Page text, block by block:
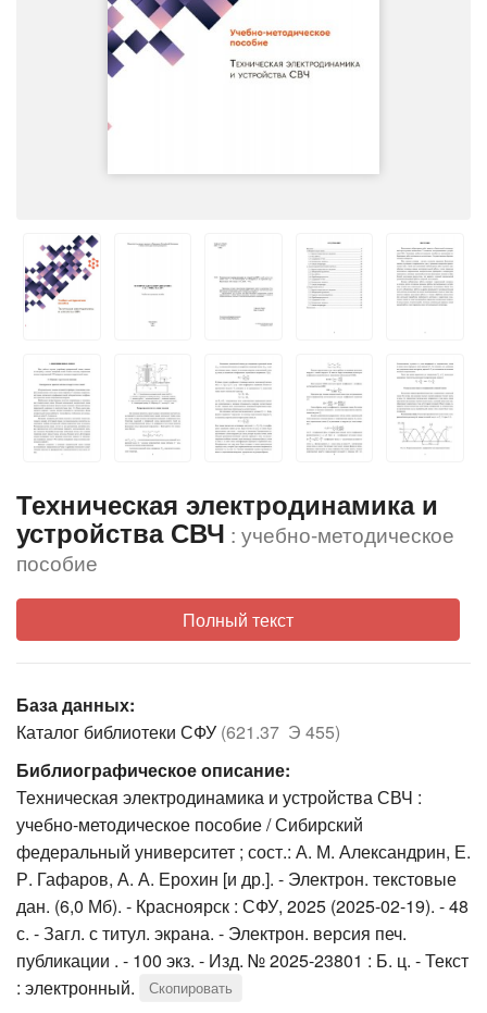
Техническая электродинамика и
устройства СВЧ : учебно-методическое
пособие
Полный текст
База данных:
Каталог библиотеки СФУ (621.37 Э 455)
Библиографическое описание:
Техническая электродинамика и устройства СВЧ :
учебно-методическое пособие / Сибирский
федеральный университет ; сост.: А. М. Александрин, Е.
Р. Гафаров, А. А. Ерохин [и др.]. - Электрон. текстовые
дан. (6,0 Мб). - Красноярск : СФУ, 2025 (2025-02-19). - 48
с. - Загл. с титул. экрана. - Электрон. версия печ.
публикации . - 100 экз. - Изд. № 2025-23801 : Б. ц. - Текст
: электронный.
Скопировать